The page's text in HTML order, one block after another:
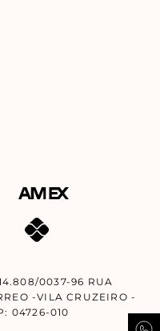
0037-96 RUA
-VILA CRUZEIRO -
04726-010